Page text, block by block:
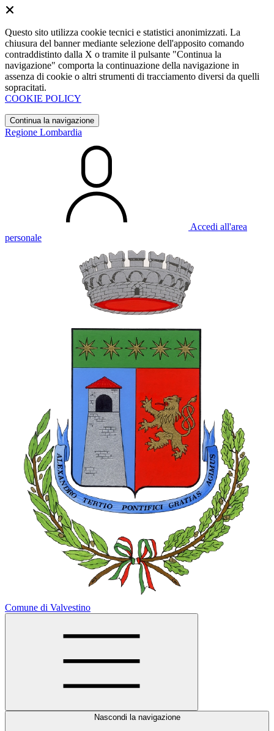
Questo sito utilizza cookie tecnici e statistici anonimizzati. La
chiusura del banner mediante selezione dell'apposito comando
contraddistinto dalla X o tramite il pulsante "Continua la
navigazione" comporta la continuazione della navigazione in
assenza di cookie o altri strumenti di tracciamento diversi da quelli
sopracitati.
COOKIE POLICY
Continua la navigazione
Regione Lombardia
Accedi all'area
personale
Comune di Valvestino
Nascondi la navigazione